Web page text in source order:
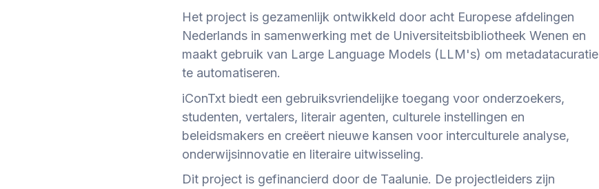
Het project is gezamenlijk ontwikkeld door acht Europese afdelingen
Nederlands in samenwerking met de Universiteitsbibliotheek Wenen en
maakt gebruik van Large Language Models (LLM's) om metadatacuratie
te automatiseren.
iConTxt biedt een gebruiksvriendelijke toegang voor onderzoekers,
studenten, vertalers, literair agenten, culturele instellingen en
beleidsmakers en creëert nieuwe kansen voor interculturele analyse,
onderwijsinnovatie en literaire uitwisseling.
Dit project is gefinancierd door de Taalunie. De projectleiders zijn